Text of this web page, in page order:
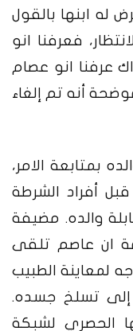
له ابنها بالقول
فعرفنا انو
عرفنا انو عصام
أنه تم إلغاء
بمتابعة الامر،
أفراد الشرطة
والده. مضيفة
ان عاصم تلقى
لمعاينة الطبيب
جلده أدت إلى تسلخ جسده.
الحصري لشبكة